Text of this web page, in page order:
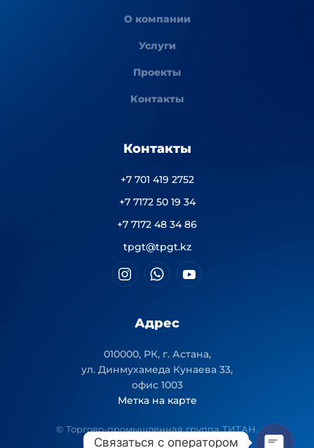
О компании
Услуги
Проекты
Контакты
Контакты
+7 701 419 2752
+7 7172 50 19 34
+7 7172 48 34 86
tpgt@tpgt.kz
Адрес
010000, РК, г. Астана,
ул. Динмухамеда Кунаева 33,
офис 1003
Метка на карте
© Торгово-промышленная группа ТИТАН.
Связаться с оператором